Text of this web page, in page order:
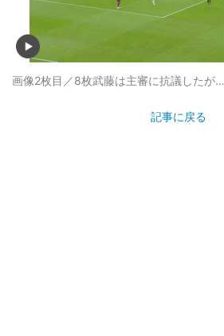
画像2枚目／8枚武藤は主審に抗議したが…
記事に戻る